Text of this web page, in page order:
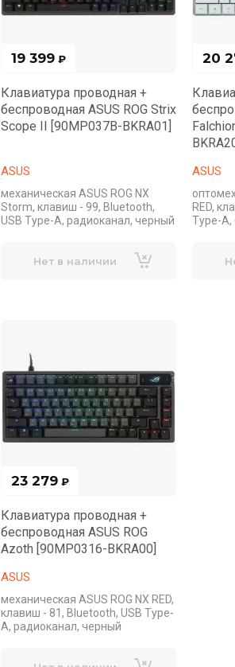
19 399 ₽
Клавиатура проводная +
беспроводная ASUS ROG Strix
Scope II [90MP037B-BKRA01]
ASUS
механическая ASUS ROG NX
Storm, клавиш - 99, Bluetooth,
USB Type-A, радиоканал, черный
Нет в наличии
20
ASUS
RED,
Type-
23 279 ₽
Клавиатура проводная +
беспроводная ASUS ROG
Azoth [90MP0316-BKRA00]
ASUS
механическая ASUS ROG NX RED,
клавиш - 81, Bluetooth, USB Type-
A, радиоканал, черный